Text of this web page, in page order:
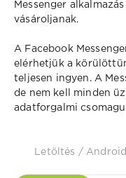
Messenger
vásároljanak.
A Facebook
elérhetjük a
teljesen ingyen. A
de nem kell minden
adatforgalmi
Letöltés /